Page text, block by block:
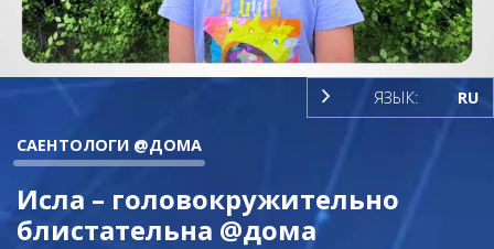
Video
ЯЗЫК: RU
САЕНТОЛОГИ @ДОМА
Исла – головокружительно
блистательна @дома